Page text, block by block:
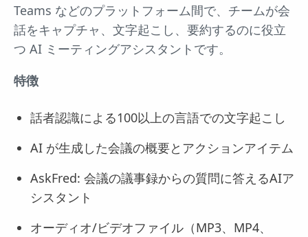
Teams などのプラットフォーム間で、チームが会
話をキャプチャ、文字起こし、要約するのに役立
つ AI ミーティングアシスタントです。
特徴
話者認識による100以上の言語での文字起こし
AI が生成した会議の概要とアクションアイテム
AskFred: 会議の議事録からの質問に答えるAIア
シスタント
オーディオ/ビデオファイル（MP3、MP4、